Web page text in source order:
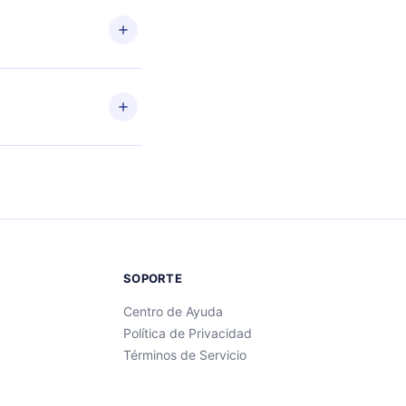
SOPORTE
Centro de Ayuda
Política de Privacidad
Términos de Servicio